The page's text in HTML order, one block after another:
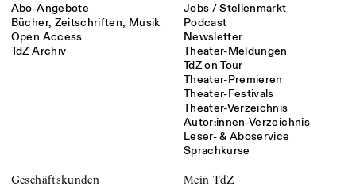
Abo-Angebote
Bücher, Zeitschriften, Musik
Open Access
TdZ Archiv
Jobs / Stellenmarkt
Podcast
Newsletter
Theater-Meldungen
TdZ on Tour
Theater-Premieren
Theater-Festivals
Theater-Verzeichnis
Autor:innen-Verzeichnis
Leser- & Aboservice
Sprachkurse
Geschäftskunden Mein TdZ